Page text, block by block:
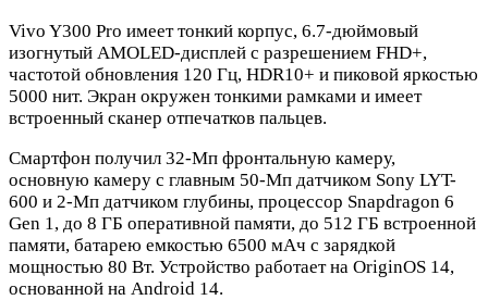
Vivo Y300 Pro имеет тонкий корпус, 6.7-дюймовый
изогнутый AMOLED-дисплей с разрешением FHD+,
частотой обновления 120 Гц, HDR10+ и пиковой яркостью
5000 нит. Экран окружен тонкими рамками и имеет
встроенный сканер отпечатков пальцев.
Смартфон получил 32-Мп фронтальную камеру,
основную камеру с главным 50-Мп датчиком Sony LYT-
600 и 2-Мп датчиком глубины, процессор Snapdragon 6
Gen 1, до 8 ГБ оперативной памяти, до 512 ГБ встроенной
памяти, батарею емкостью 6500 мАч с зарядкой
мощностью 80 Вт. Устройство работает на OriginOS 14,
основанной на Android 14.